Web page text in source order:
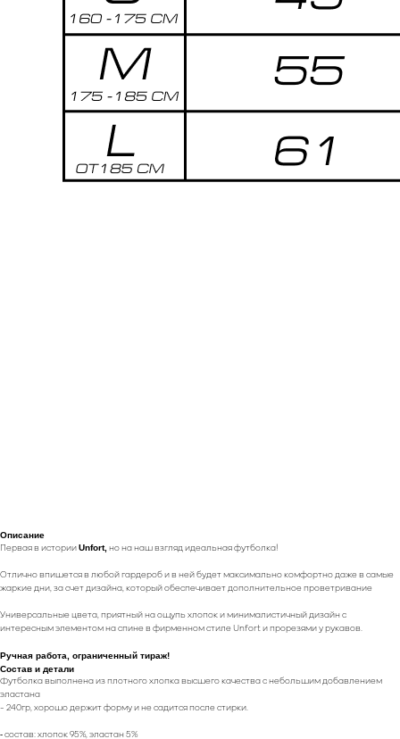
Описание
Первая в истории Unfort, но на наш взгляд идеальная футболка!
Отлично впишется в любой гардероб и в ней будет максимально комфортно даже в самые
жаркие дни, за счет дизайна, который обеспечивает дополнительное проветривание
Универсальные цвета, приятный на ощупь хлопок и минималистичный дизайн с
интересным элементом на спине в фирменном стиле Unfort и прорезями у рукавов.
Ручная работа, ограниченный тираж!
Состав и детали
Футболка выполнена из плотного хлопка высшего качества с небольшим добавлением
эластана
- 240гр, хорошо держит форму и не садится после стирки.
⁃ состав: хлопок 95%, эластан 5%